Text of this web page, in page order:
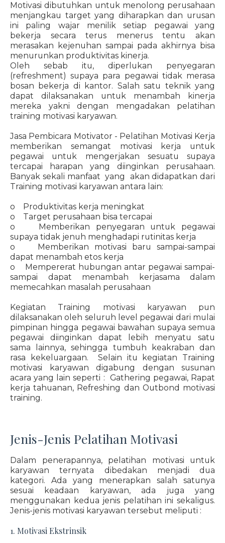
Motivasi dibutuhkan untuk menolong perusahaan
menjangkau target yang diharapkan dan urusan
ini paling wajar menilik setiap pegawai yang
bekerja secara terus menerus tentu akan
merasakan kejenuhan sampai pada akhirnya bisa
menurunkan produktivitas kinerja.
Oleh sebab itu, diperlukan penyegaran
(refreshment) supaya para pegawai tidak merasa
bosan bekerja di kantor. Salah satu teknik yang
dapat dilaksanakan untuk menambah kinerja
mereka yakni dengan mengadakan pelatihan
training motivasi karyawan.
Jasa Pembicara Motivator - Pelatihan Motivasi Kerja
memberikan semangat motivasi kerja untuk
pegawai untuk mengerjakan sesuatu supaya
tercapai harapan yang diinginkan perusahaan.
Banyak sekali manfaat yang akan didapatkan dari
Training motivasi karyawan antara lain:
o Produktivitas kerja meningkat
o Target perusahaan bisa tercapai
o Memberikan penyegaran untuk pegawai
supaya tidak jenuh menghadapi rutinitas kerja
o Memberikan motivasi baru sampai-sampai
dapat menambah etos kerja
o Mempererat hubungan antar pegawai sampai-
sampai dapat menambah kerjasama dalam
memecahkan masalah perusahaan
Kegiatan Training motivasi karyawan pun
dilaksanakan oleh seluruh level pegawai dari mulai
pimpinan hingga pegawai bawahan supaya semua
pegawai diinginkan dapat lebih menyatu satu
sama lainnya, sehingga tumbuh keakraban dan
rasa kekeluargaan. Selain itu kegiatan Training
motivasi karyawan digabung dengan susunan
acara yang lain seperti : Gathering pegawai, Rapat
kerja tahuanan, Refreshing dan Outbond motivasi
training.
Jenis-Jenis Pelatihan Motivasi
Dalam penerapannya, pelatihan motivasi untuk
karyawan ternyata dibedakan menjadi dua
kategori. Ada yang menerapkan salah satunya
sesuai keadaan karyawan, ada juga yang
menggunakan kedua jenis pelatihan ini sekaligus.
Jenis-jenis motivasi karyawan tersebut meliputi :
1. Motivasi Ekstrinsik